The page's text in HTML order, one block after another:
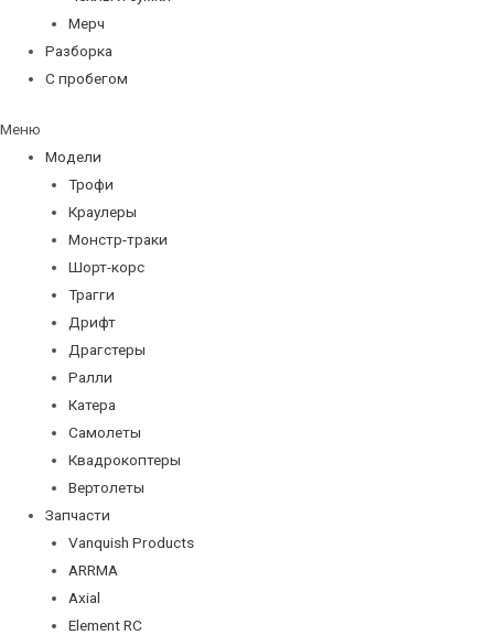
Мерч
Разборка
С пробегом
Меню
Модели
Трофи
Краулеры
Монстр-траки
Шорт-корс
Трагги
Дрифт
Драгстеры
Ралли
Катера
Самолеты
Квадрокоптеры
Вертолеты
Запчасти
Vanquish Products
ARRMA
Axial
Element RC